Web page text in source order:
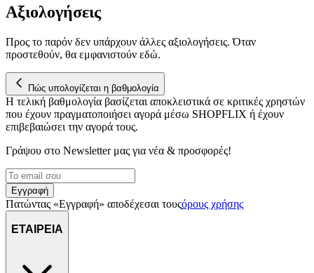
Αξιολογήσεις
Προς το παρόν δεν υπάρχουν άλλες αξιολογήσεις. Όταν
προστεθούν, θα εμφανιστούν εδώ.
Πώς υπολογίζεται η βαθμολογία
Η τελική βαθμολογία βασίζεται αποκλειστικά σε κριτικές χρηστών
που έχουν πραγματοποιήσει αγορά μέσω SHOPFLIX ή έχουν
επιβεβαιώσει την αγορά τους.
Γράψου στο Νewsletter μας για νέα & προσφορές!
Εγγραφή
Πατώντας «Εγγραφή» αποδέχεσαι τουςόρους χρήσης
ΕΤΑΙΡΕΙΑ